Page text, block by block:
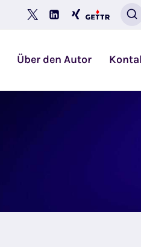
Über den Autor